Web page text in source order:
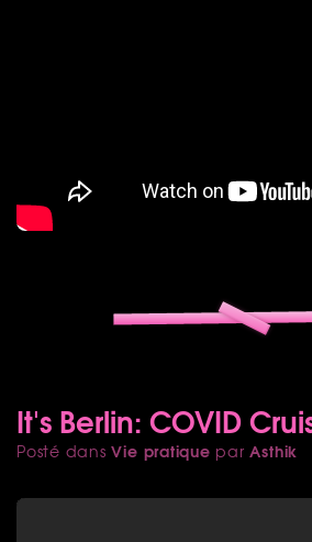
It's Berlin: COVID
Posté dansVie pratique parAsthik